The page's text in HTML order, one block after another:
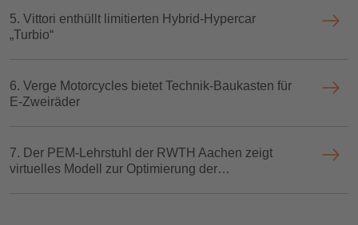
5. Vittori enthüllt limitierten Hybrid-Hypercar
„Turbio“
6. Verge Motorcycles bietet Technik-Baukasten für
E-Zweiräder
7. Der PEM-Lehrstuhl der RWTH Aachen zeigt
virtuelles Modell zur Optimierung der